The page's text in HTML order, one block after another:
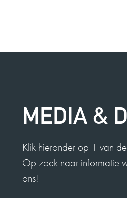
MEDIA &
Klik hieronder op 1 van
Op zoek naar informatie
ons!